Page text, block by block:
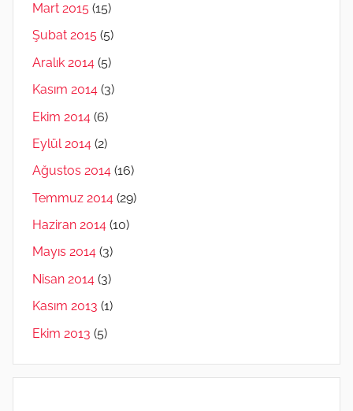
Mart 2015 (15)
Şubat 2015 (5)
Aralık 2014 (5)
Kasım 2014 (3)
Ekim 2014 (6)
Eylül 2014 (2)
Ağustos 2014 (16)
Temmuz 2014 (29)
Haziran 2014 (10)
Mayıs 2014 (3)
Nisan 2014 (3)
Kasım 2013 (1)
Ekim 2013 (5)